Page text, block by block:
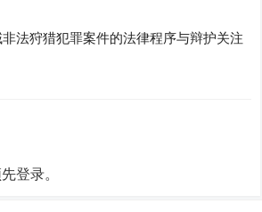
非法狩猎犯罪案件的法律程序与辩护关注
登录。